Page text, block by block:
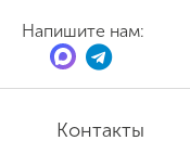
Напишите нам:
Контакты